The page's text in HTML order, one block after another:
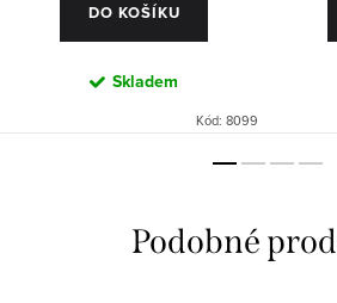
DO KOŠÍKU
Skladem
Kód: 8099